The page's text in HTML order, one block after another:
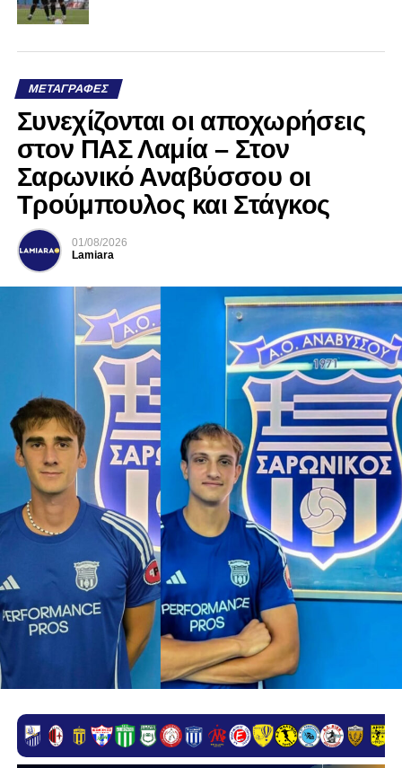
ΜΕΤΑΓΡΑΦΈΣ
Συνεχίζονται οι αποχωρήσεις
στον ΠΑΣ Λαμία – Στον
Σαρωνικό Αναβύσσου οι
Τρούμπουλος και Στάγκος
01/08/2026
Lamiara